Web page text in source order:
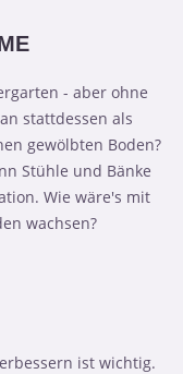
- aber ohne
stattdessen als
gewölbten Boden?
Stühle und Bänke
Wie wäre's mit
wachsen?
ist wichtig.